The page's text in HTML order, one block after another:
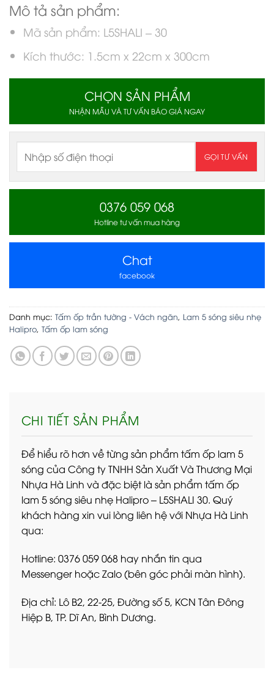
Mô tả sản phẩm:
Mã sản phẩm: L5SHALI – 30
Kích thước: 1.5cm x 22cm x 300cm
CHỌN SẢN PHẨM
NHẬN MẪU VÀ TƯ VẤN BÁO GIÁ NGAY
0376 059 068
Hotline tư vấn mua hàng
Chat
facebook
Danh mục: Tấm ốp trần tường - Vách ngăn, Lam 5 sóng siêu nhẹ
Halipro, Tấm ốp lam sóng
CHI TIẾT SẢN PHẨM
Để hiểu rõ hơn về từng sản phẩm tấm ốp lam 5
sóng của Công ty TNHH Sản Xuất Và Thương Mại
Nhựa Hà Linh và đặc biệt là sản phẩm tấm ốp
lam 5 sóng siêu nhẹ Halipro – L5SHALI 30. Quý
khách hàng xin vui lòng liên hệ với Nhựa Hà Linh
qua:
Hotline: 0376 059 068 hay nhắn tin qua
Messenger hoặc Zalo (bên góc phải màn hình).
Địa chỉ: Lô B2, 22-25, Đường số 5, KCN Tân Đông
Hiệp B, TP. Dĩ An, Bình Dương.